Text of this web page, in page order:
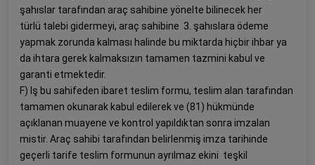
şahıslar tarafından araç sahibine yönelte bilinecek her
türlü talebi gidermeyi, araç sahibine 3. şahıslara ödeme
yapmak zorunda kalması halinde bu miktarda hiçbir ihbar ya
da ihtara gerek kalmaksızın tamamen tazmini kabul ve
garanti etmektedir.
F) lş bu sahifeden ibaret teslim formu, teslim alan tarafından
tamamen okunarak kabul edilerek ve (81) hükmünde
açıklanan muayene ve kontrol yapıldıktan sonra imzalan
mistir. Araç sahibi tarafından belirlenmiş imza tarihinde
geçerli tarife teslim formunun ayrılmaz ekini teşkil